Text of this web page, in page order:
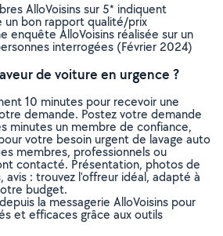
AlloVoisins sur 5* indiquent
un bon rapport qualité/prix
enquête AlloVoisins réalisée sur un
interrogées (Février 2024)
de voiture en urgence ?
10 minutes pour recevoir une
demande. Postez votre demande
minutes un membre de confiance,
votre besoin urgent de lavage auto
membres, professionnels ou
contacté. Présentation, photos de
avis : trouvez l'offreur idéal, adapté à
budget.
la messagerie AlloVoisins pour
et efficaces grâce aux outils